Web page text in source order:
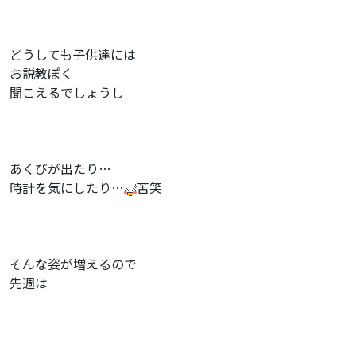
どうしても子供達には
お説教ぽく
聞こえるでしょうし
あくびが出たり…
時計を気にしたり…
苦笑
そんな姿が増えるので
先週は